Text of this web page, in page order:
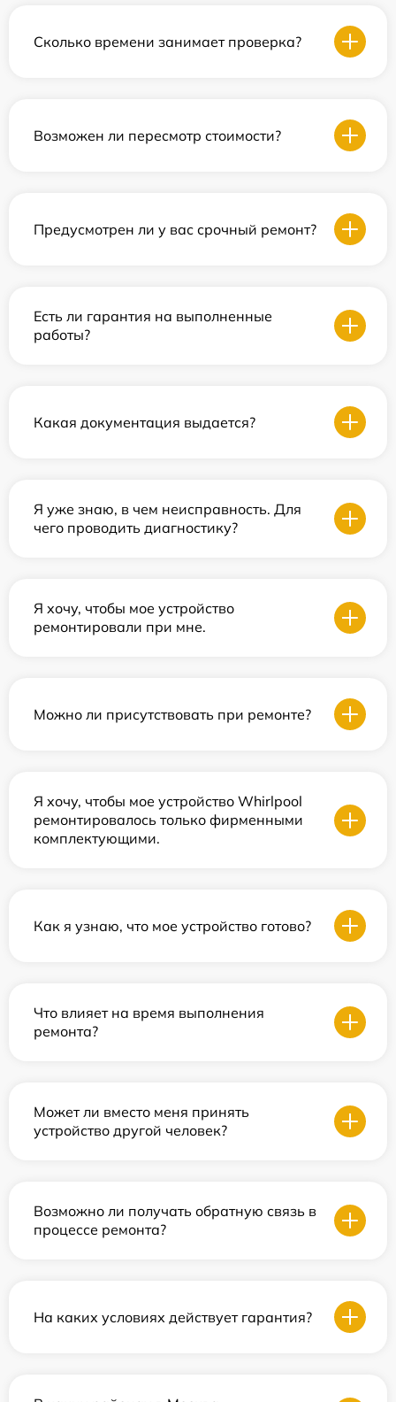
Сколько времени занимает проверка?
Возможен ли пересмотр стоимости?
Предусмотрен ли у вас срочный ремонт?
Есть ли гарантия на выполненные
работы?
Какая документация выдается?
Я уже знаю, в чем неисправность. Для
чего проводить диагностику?
Я хочу, чтобы мое устройство
ремонтировали при мне.
Можно ли присутствовать при ремонте?
Я хочу, чтобы мое устройство Whirlpool
ремонтировалось только фирменными
комплектующими.
Как я узнаю, что мое устройство готово?
Что влияет на время выполнения
ремонта?
Может ли вместо меня принять
устройство другой человек?
Возможно ли получать обратную связь в
процессе ремонта?
На каких условиях действует гарантия?